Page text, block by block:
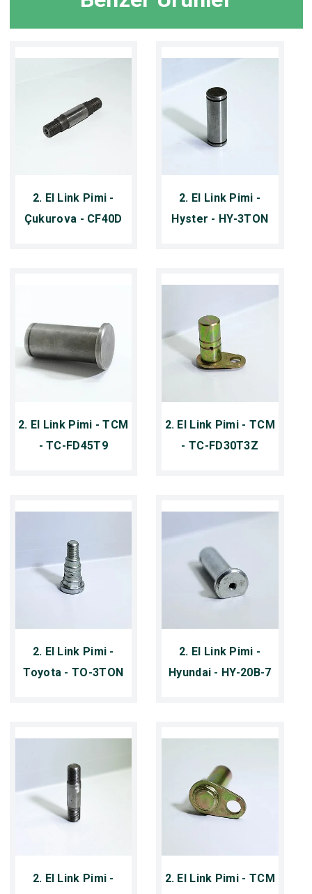
2. El Link Pimi -
Çukurova - CF40D
2. El Link Pimi -
Hyster - HY-3TON
2. El Link Pimi - TCM
- TC-FD45T9
2. El Link Pimi - TCM
- TC-FD30T3Z
2. El Link Pimi -
Toyota - TO-3TON
2. El Link Pimi -
Hyundai - HY-20B-7
2. El Link Pimi -
2. El Link Pimi - TCM